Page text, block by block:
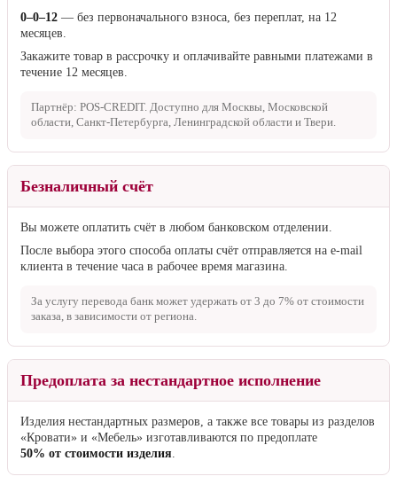
0–0–12 — без первоначального взноса, без переплат, на 12
месяцев.
Закажите товар в рассрочку и оплачивайте равными платежами в
течение 12 месяцев.
Партнёр: POS-CREDIT. Доступно для Москвы, Московской
области, Санкт-Петербурга, Ленинградской области и Твери.
Безналичный счёт
Вы можете оплатить счёт в любом банковском отделении.
После выбора этого способа оплаты счёт отправляется на e-mail
клиента в течение часа в рабочее время магазина.
За услугу перевода банк может удержать от 3 до 7% от стоимости
заказа, в зависимости от региона.
Предоплата за нестандартное исполнение
Изделия нестандартных размеров, а также все товары из разделов
«Кровати» и «Мебель» изготавливаются по предоплате
50% от стоимости изделия.